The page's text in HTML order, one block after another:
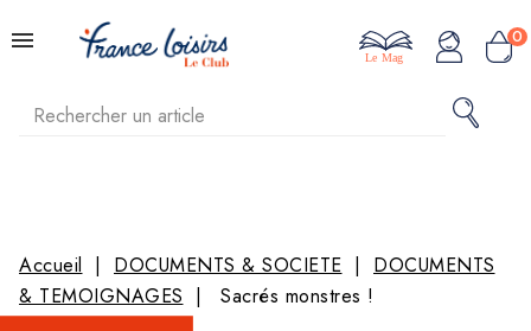
0
Le Mag
Accueil DOCUMENTS & SOCIETE
DOCUMENTS
& TEMOIGNAGES
Sacrés monstres !